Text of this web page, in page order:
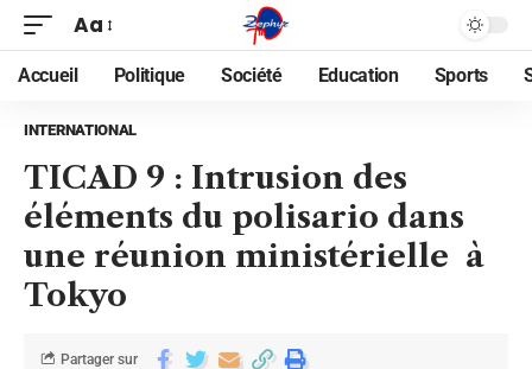
Aa
Accueil Politique Société Education Sports
INTERNATIONAL
TICAD 9 : Intrusion des
éléments du polisario dans
une réunion ministérielle à
Tokyo
Partager sur